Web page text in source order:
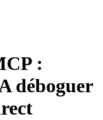
:
déboguer